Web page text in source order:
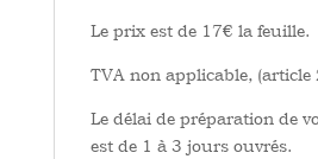
Le prix est de 17€ la feuille.
TVA non applicable, (article
Le délai de préparation de
est de 1 à 3 jours ouvrés.